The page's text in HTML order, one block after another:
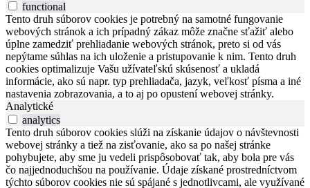
functional
Tento druh súborov cookies je potrebný na samotné fungovanie
webových stránok a ich prípadný zákaz môže značne sťažiť alebo
úplne zamedziť prehliadanie webových stránok, preto si od vás
nepýtame súhlas na ich uloženie a pristupovanie k nim. Tento druh
cookies optimalizuje Vašu užívateľskú skúsenosť a ukladá
informácie, ako sú napr. typ prehliadača, jazyk, veľkosť písma a iné
nastavenia zobrazovania, a to aj po opustení webovej stránky.
Analytické
analytics
Tento druh súborov cookies slúži na získanie údajov o návštevnosti
webovej stránky a tiež na zisťovanie, ako sa po našej stránke
pohybujete, aby sme ju vedeli prispôsobovať tak, aby bola pre vás
čo najjednoduchšou na používanie. Údaje získané prostredníctvom
týchto súborov cookies nie sú spájané s jednotlivcami, ale využívané